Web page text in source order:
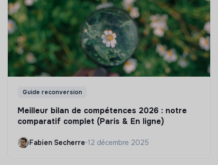
Guide reconversion
Meilleur bilan de compétences 2026 : notre
comparatif complet (Paris & En ligne)
Fabien Secherre•12 décembre 2025